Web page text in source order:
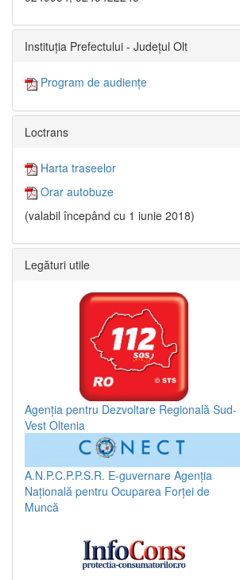
Instituția Prefectului - Județul Olt
Program de audiențe
Loctrans
Harta traseelor
Orar autobuze
(valabil începând cu 1 iunie 2018)
Legături utile
Agenția pentru Dezvoltare Regională Sud-
Vest Oltenia
A.N.P.C.P.P.S.R. E-guvernare Agenția
Națională pentru Ocuparea Forței de
Muncă